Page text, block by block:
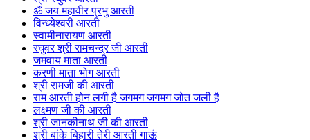
ॐ जय महावीर प्रभु आरती
विन्ध्येश्वरी आरती
स्वामीनारायण आरती
रघुवर श्री रामचन्द्र जी आरती
जमवाय माता आरती
करणी माता भोग आरती
श्री रामजी की आरती
राम आरती होन लगी है जगमग जगमग जोत जली है
लक्ष्मण जी की आरती
श्री जानकीनाथ जी की आरती
श्री बांके बिहारी तेरी आरती गाऊं